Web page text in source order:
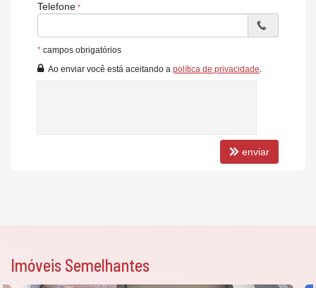
Telefone
* campos obrigatórios
Ao enviar você está aceitando a política de privacidade
enviar
Imóveis Semelhantes